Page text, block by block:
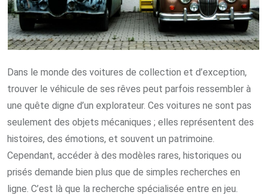
Dans le monde des voitures de collection et d’exception,
trouver le véhicule de ses rêves peut parfois ressembler à
une quête digne d’un explorateur. Ces voitures ne sont pas
seulement des objets mécaniques ; elles représentent des
histoires, des émotions, et souvent un patrimoine.
Cependant, accéder à des modèles rares, historiques ou
prisés demande bien plus que de simples recherches en
ligne. C’est là que la recherche spécialisée entre en jeu.